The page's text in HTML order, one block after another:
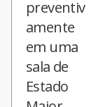
preventiv
amente
em uma
sala de
Estado